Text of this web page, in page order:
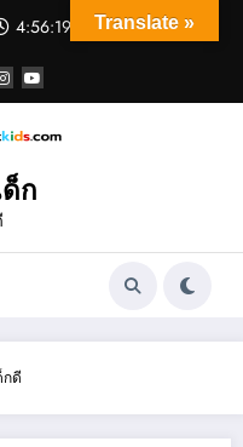
4:56:20 AM
ก
กดี
Translate »